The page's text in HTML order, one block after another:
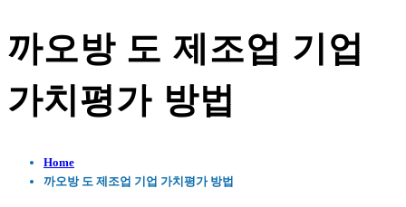
까오방 도 제조업 기업
가치평가 방법
Home
까오방 도 제조업 기업 가치평가 방법